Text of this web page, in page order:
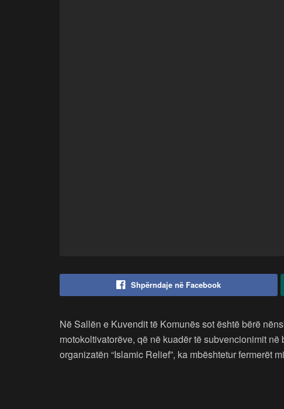
Shpërndaje në Facebook
Në Sallën e Kuvendit të Komunës sot është bërë
motokoltivatorëve, që në kuadër të subvencionimit
organizatën “Islamic Relief”, ka mbështetur fermerët